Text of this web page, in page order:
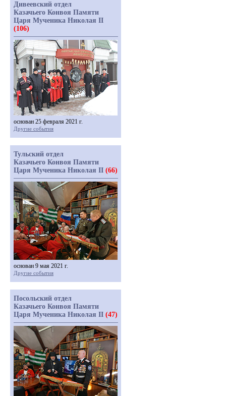
Дивеевский отдел
Казачьего Конвоя Памяти
Царя Мученика Николая II
(106)
основан 25 февраля 2021 г.
Другие события
Тульский отдел
Казачьего Конвоя Памяти
Царя Мученика Николая II (66)
основан 9 мая 2021 г.
Другие события
Посольский отдел
Казачьего Конвоя Памяти
Царя Мученика Николая II (47)